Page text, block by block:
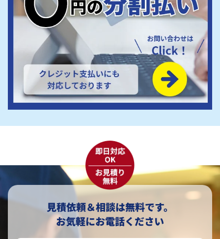
見積依頼＆相談は無料です。
お気軽にお電話ください